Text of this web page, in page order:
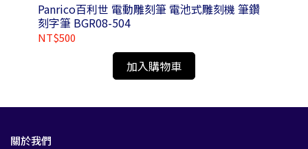
Panrico百利世 電動雕刻筆 電池式雕刻機 筆鑽
刻字筆 BGR08-504
NT$500
加入購物車
關於我們